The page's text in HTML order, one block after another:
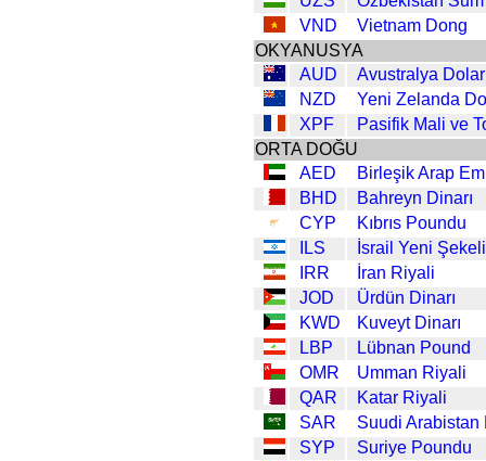
VND
Vietnam Dong
OKYANUSYA
AUD
Avustralya
NZD
Yeni Zelanda
XPF
Pasifik Mali ve
ORTA DOĞU
AED
Birleşik Arap
BHD
Bahreyn Dinarı
CYP
Kıbrıs Poundu
ILS
İsrail Yeni Şekeli
IRR
İran Riyali
JOD
Ürdün Dinarı
KWD
Kuveyt Dinarı
LBP
Lübnan Pound
OMR
Umman Riyali
QAR
Katar Riyali
SAR
Suudi Arabistan
SYP
Suriye Poundu